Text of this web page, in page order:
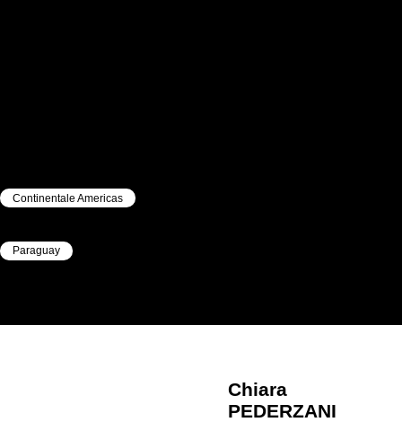
Continentale Americas
Paraguay
Chiara
PEDERZANI